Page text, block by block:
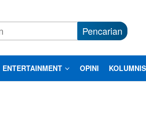
Pencarian
ENTERTAINMENT OPINI KOLUMNIS